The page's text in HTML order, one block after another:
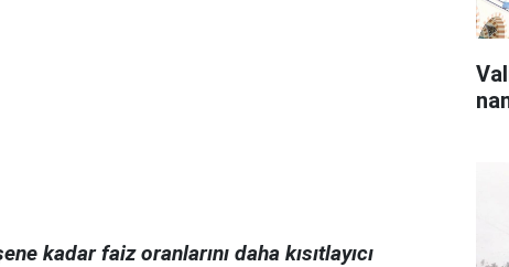
kadar faiz oranlarını daha kısıtlayıcı